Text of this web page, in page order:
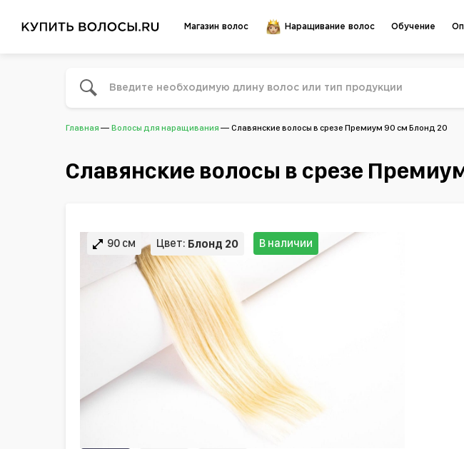
Магазин волос Наращивание волос Обучение
Главная Волосы для наращивания Славянские волосы в срезе Премиум 90 см Блонд 20
Славянские волосы в срезе
90 см Цвет: Блонд 20 В наличии